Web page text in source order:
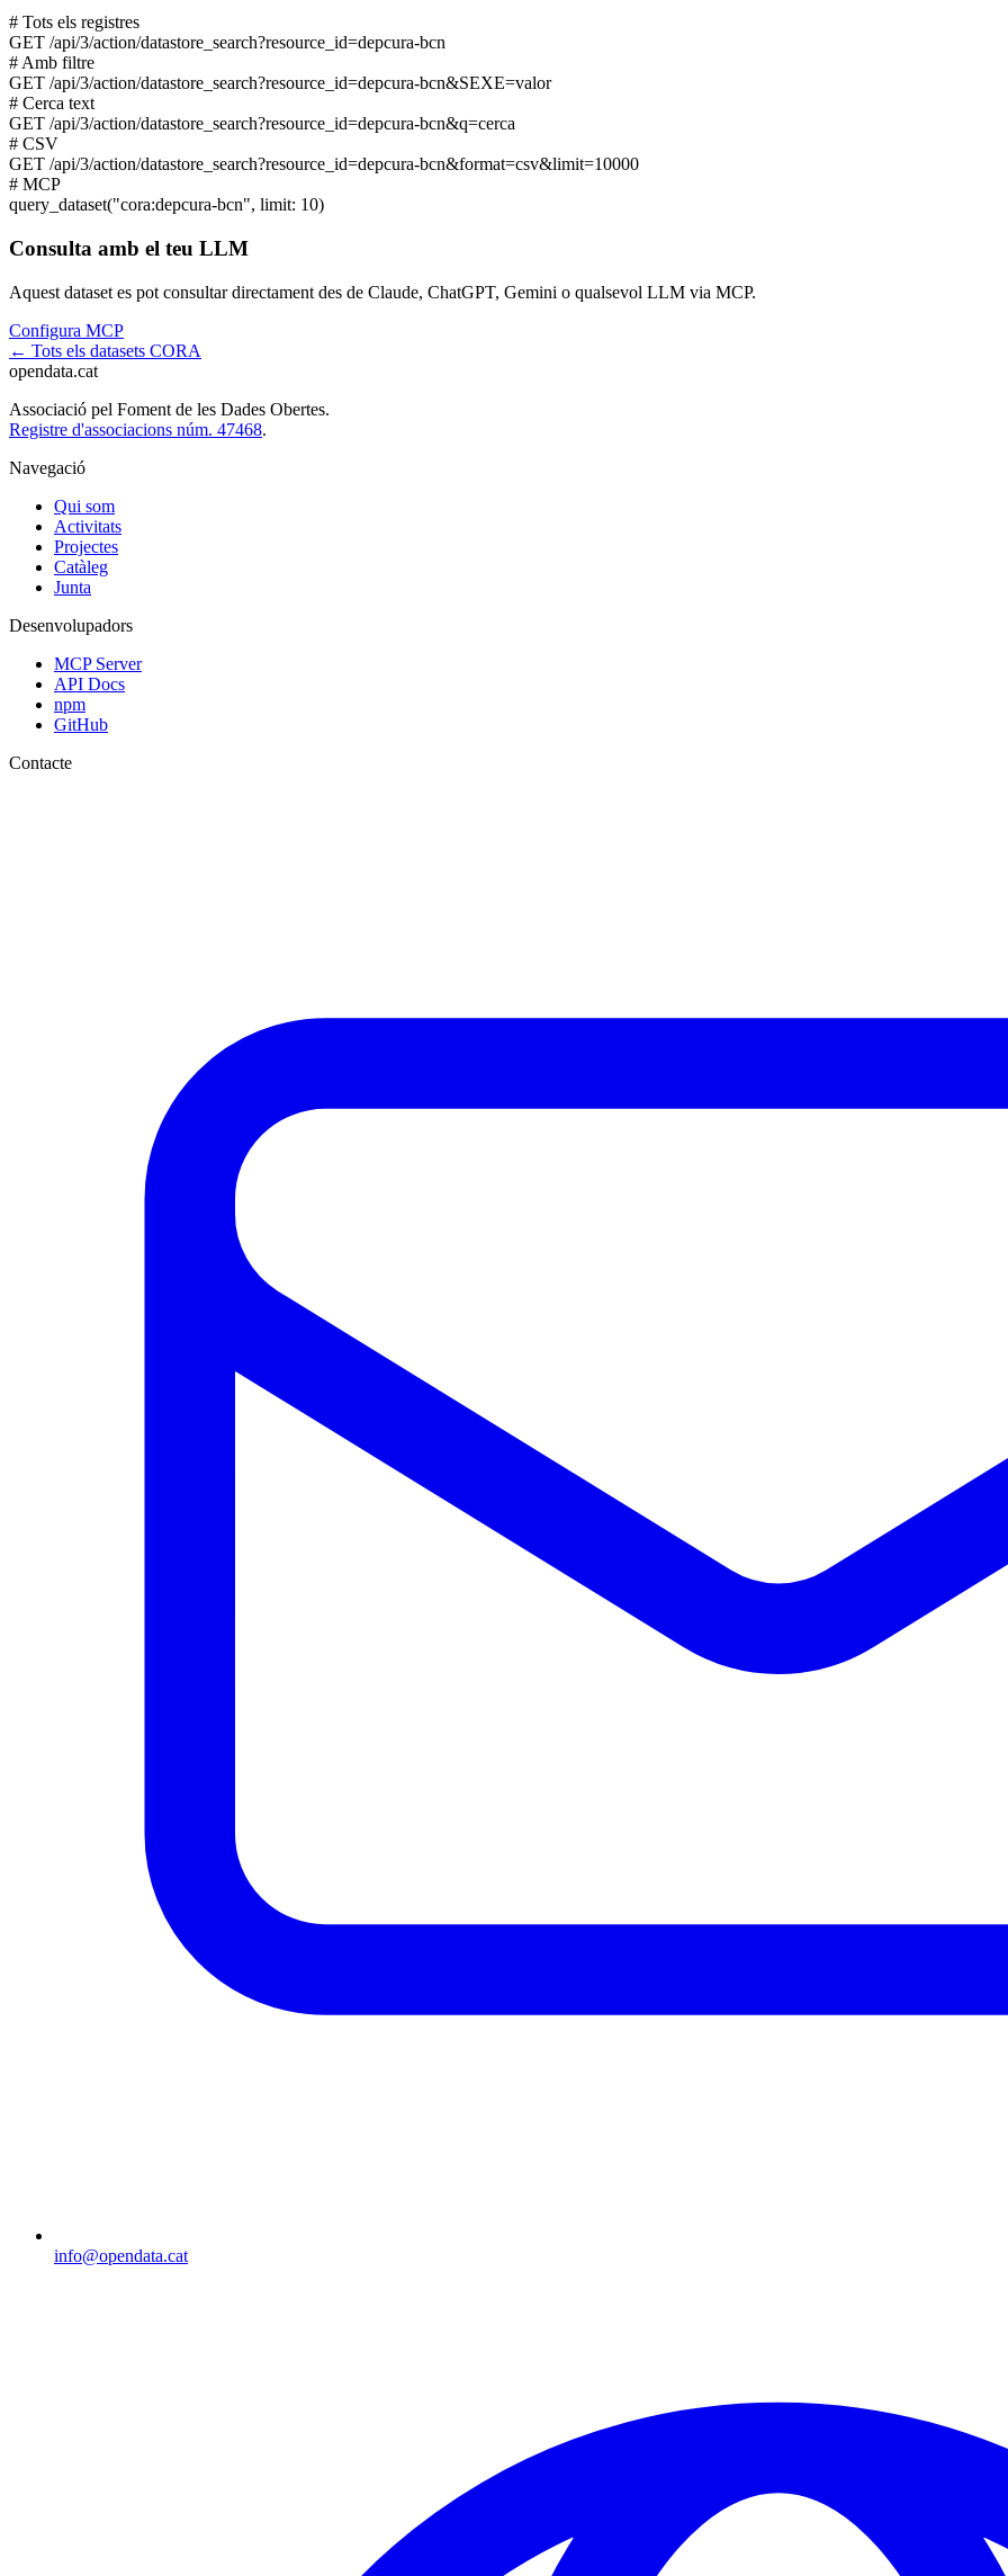
# Tots els registres
GET /api/3/action/datastore_search?resource_id=depcura-bcn
# Amb filtre
GET /api/3/action/datastore_search?resource_id=depcura-bcn&SEXE=valor
# Cerca text
GET /api/3/action/datastore_search?resource_id=depcura-bcn&q=cerca
# CSV
GET /api/3/action/datastore_search?resource_id=depcura-bcn&format=csv&limit=10000
# MCP
query_dataset("cora:depcura-bcn", limit: 10)
Consulta amb el teu LLM
Aquest dataset es pot consultar directament des de Claude, ChatGPT, Gemini o qualsevol LLM via MCP.
Configura MCP
← Tots els datasets CORA
opendata.cat
Associació pel Foment de les Dades Obertes.
Registre d'associacions núm. 47468.
Navegació
Qui som
Activitats
Projectes
Catàleg
Junta
Desenvolupadors
MCP Server
API Docs
npm
GitHub
Contacte
info@opendata.cat